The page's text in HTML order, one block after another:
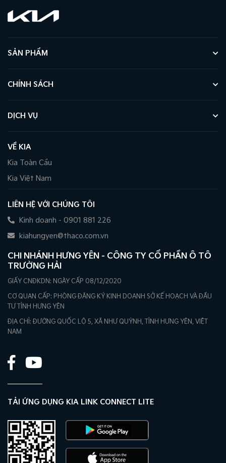
SẢN PHẨM
CHÍNH SÁCH
DỊCH VỤ
VỀ KIA
Kia Toàn Cầu
Kia Việt Nam
LIÊN HỆ VỚI CHÚNG TÔI
Kinh doanh - 0901 881 226
kiahungyen@thaco.com.vn
CHI NHÁNH HƯNG YÊN - CÔNG TY CỔ PHẦN Ô TÔ
TRƯỜNG HẢI
GIẤY CNĐKDN: NGÀY CẤP 08/12/2020
CƠ QUAN CẤP: PHÒNG ĐĂNG KÝ KINH DOANH SỞ KẾ HOẠCH VÀ ĐẦU
TƯ TỈNH HƯNG YÊN
ĐỊA CHỈ: ĐƯỜNG QUỐC LỘ 5, XÃ NHƯ QUỲNH, TỈNH HƯNG YÊN, VIỆT
NAM
TẢI ỨNG DỤNG KIA LINK CONNECT LITE